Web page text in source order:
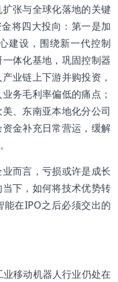
张与全球化落地的关键
将四大投向：第一是加
建设，围绕新一代控制
体化基地，巩固控制器
业链上下游并购投资，
务毛利率偏低的痛点；
、东南亚本地化分公司
金补充日常营运，缓解
而言，亏损或许是成长
下，如何将技术优势转
在IPO之后必须交出的
移动机器人行业仍处在